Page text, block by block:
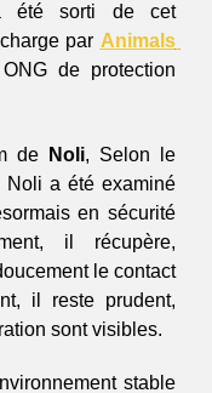
été sorti de cet
par Animals
de protection
de Noli, Selon le
Noli a été examiné
en sécurité
il récupère,
le contact
il reste prudent,
sont visibles.
stable